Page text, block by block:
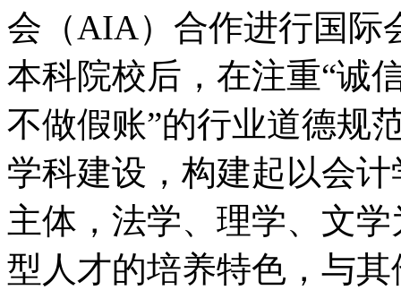
会（AIA）合作进行国际
本科院校后，在注重“诚
不做假账”的行业道德规
学科建设，构建起以会
主体，法学、理学、文
型人才的培养特色，与